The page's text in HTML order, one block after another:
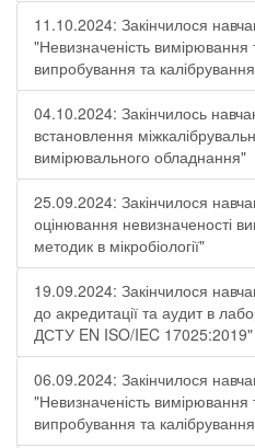
11.10.2024: Закінчилося
"Невизначеність вимірювання
випробування та
04.10.2024: Закінчилось
встановлення
вимірювального обладнання"
25.09.2024: Закінчилося
оцінювання невизначеності
методик в мікробіології"
19.09.2024: Закінчилося
до акредитації та аудит в
ДСТУ EN ISO/IEC 17025:2019"
06.09.2024: Закінчилося
"Невизначеність вимірювання
випробування та